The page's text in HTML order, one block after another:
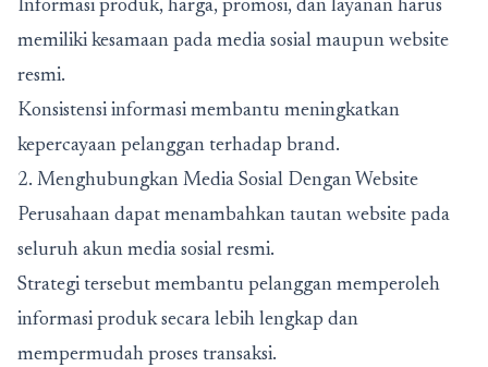
Informasi produk, harga, promosi, dan layanan harus
memiliki kesamaan pada media sosial maupun website
resmi.
Konsistensi informasi membantu meningkatkan
kepercayaan pelanggan terhadap brand.
2. Menghubungkan Media Sosial Dengan Website
Perusahaan dapat menambahkan tautan website pada
seluruh akun media sosial resmi.
Strategi tersebut membantu pelanggan memperoleh
informasi produk secara lebih lengkap dan
mempermudah proses transaksi.